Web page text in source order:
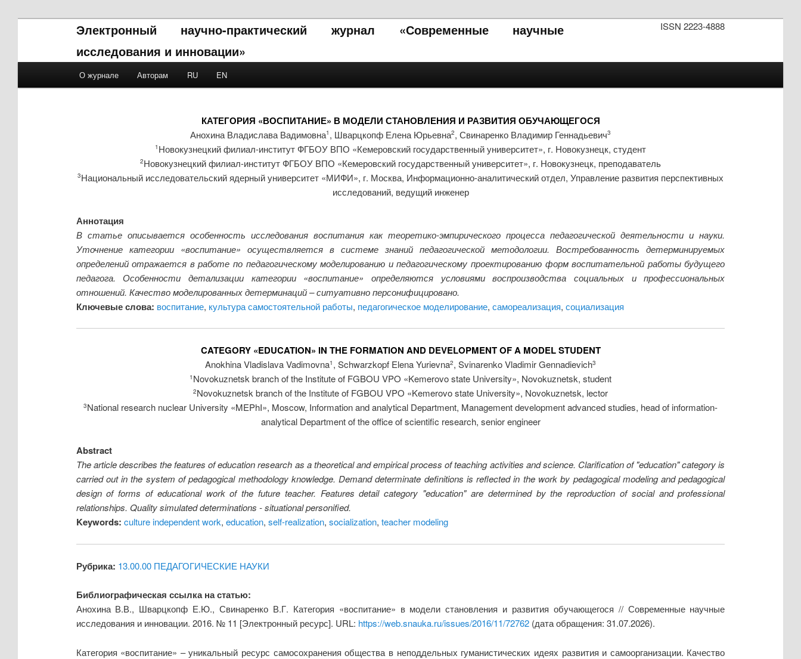
ISSN 2223-4888
Электронный научно-практический журнал «Современные научные
исследования и инновации»
Skip to primary content
Skip to secondary content
О журнале Авторам RU EN
КАТЕГОРИЯ «ВОСПИТАНИЕ» В МОДЕЛИ СТАНОВЛЕНИЯ И РАЗВИТИЯ ОБУЧАЮЩЕГОСЯ
Анохина Владислава Вадимовна1 , Шварцкопф Елена Юрьевна2, Свинаренко Владимир Геннадьевич3
1 Новокузнецкий филиал-институт ФГБОУ ВПО «Кемеровский государственный университет», г. Новокузнецк, студент
2Новокузнецкий филиал-институт ФГБОУ ВПО «Кемеровский государственный университет», г. Новокузнецк, преподаватель
3Национальный исследовательский ядерный университет «МИФИ», г. Москва, Информационно-аналитический отдел, Управление развития перспективных
исследований, ведущий инженер
Аннотация
В статье описывается особенность исследования воспитания как теоретико-эмпирического процесса педагогической деятельности и науки.
Уточнение категории «воспитание» осуществляется в системе знаний педагогической методологии. Востребованность детерминируемых
определений отражается в работе по педагогическому моделированию и педагогическому проектированию форм воспитательной работы будущего
педагога. Особенности детализации категории «воспитание» определяются условиями воспроизводства социальных и профессиональных
отношений. Качество моделированных детерминаций – ситуативно персонифицировано.
Ключевые слова: воспитание, культура самостоятельной работы, педагогическое моделирование, самореализация, социализация
CATEGORY «EDUCATION» IN THE FORMATION AND DEVELOPMENT OF A MODEL STUDENT
Anokhina Vladislava Vadimovna1 , Schwarzkopf Elena Yurievna2, Svinarenko Vladimir Gennadievich3
1 Novokuznetsk branch of the Institute of FGBOU VPO «Kemerovo state University», Novokuznetsk, student
2Novokuznetsk branch of the Institute of FGBOU VPO «Kemerovo state University», Novokuznetsk, lector
3National research nuclear University «MEPhI», Moscow, Information and analytical Department, Management development advanced studies, head of information-
analytical Department of the office of scientific research, senior engineer
Abstract
The article describes the features of education research as a theoretical and empirical process of teaching activities and science. Clarification of "education" category is
carried out in the system of pedagogical methodology knowledge. Demand determinate definitions is reflected in the work by pedagogical modeling and pedagogical
design of forms of educational work of the future teacher. Features detail category "education" are determined by the reproduction of social and professional
relationships. Quality simulated determinations - situational personified.
Keywords: culture independent work, education, self-realization, socialization, teacher modeling
Рубрика: 13.00.00 ПЕДАГОГИЧЕСКИЕ НАУКИ
Библиографическая ссылка на статью:
Анохина В.В., Шварцкопф Е.Ю., Свинаренко В.Г. Категория «воспитание» в модели становления и развития обучающегося // Современные научные
исследования и инновации. 2016. № 11 [Электронный ресурс]. URL: https://web.snauka.ru/issues/2016/11/72762(дата обращения: 31.07.2026).
Категория «воспитание» – уникальный ресурс самосохранения общества в неподдельных гуманистических идеях развития и самоорганизации. Качество